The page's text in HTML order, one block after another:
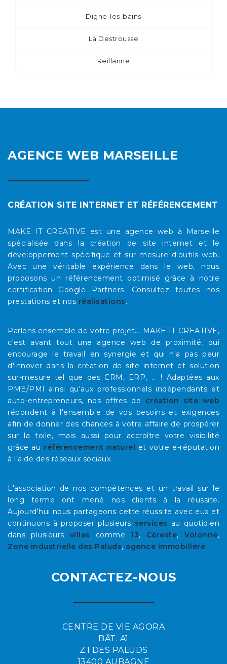
Digne-les-bains
La Destrousse
Reillanne
AGENCE WEB MARSEILLE
CRÉATION SITE INTERNET ET RÉFÉRENCEMENT
MAKE IT CREATIVE est une agence web à Marseille
spécialisée dans la création de site internet et le
développement spécifique et sur mesure d'outils web.
Avec une véritable expérience dans le web, nous
proposons un référencement optimisé grâce à notre
certification Google Partners. Consultez toutes nos
prestations et nos réalisations.
Parlons ensemble de votre projet... MAKE IT CREATIVE,
c'est avant tout une agence web de proximité, qui
encourage le travail en synergie et qui n'a pas peur
d'innover dans la création de site internet et solution
sur-mesure tel que des CRM, ERP, ... ! Adaptées aux
PME/PMI ainsi qu'aux professionnels indépendants et
auto-entrepreneurs, nos offres de création site web
répondent à l'ensemble de vos besoins et exigences
afin de donner des chances à votre affaire de prospérer
sur la toile, mais aussi pour accroître votre visibilité
grâce au référencement naturel et votre e-réputation
à l'aide des réseaux sociaux.
L'association de nos compétences et un travail sur le
long terme ont mené nos clients à la réussite.
Aujourd'hui nous partageons cette réussite avec eux et
continuons à proposer plusieurs services au quotidien
dans plusieurs villes comme 13, Céreste,Volonne,
Zone industrielle des Paluds, agence immobilière.
CONTACTEZ-NOUS
CENTRE DE VIE AGORA
BÂT. A1
Z.I DES PALUDS
13400 AUBAGNE